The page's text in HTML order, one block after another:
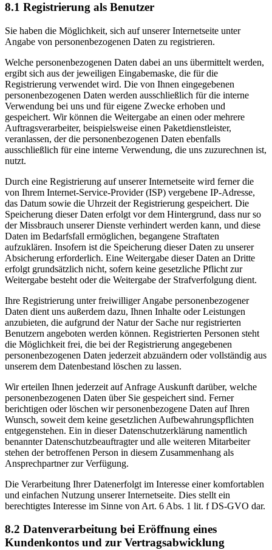
8.1 Registrierung als Benutzer
Sie haben die Möglichkeit, sich auf unserer Internetseite unter
Angabe von personenbezogenen Daten zu registrieren.
Welche personenbezogenen Daten dabei an uns übermittelt werden,
ergibt sich aus der jeweiligen Eingabemaske, die für die
Registrierung verwendet wird. Die von Ihnen eingegebenen
personenbezogenen Daten werden ausschließlich für die interne
Verwendung bei uns und für eigene Zwecke erhoben und
gespeichert. Wir können die Weitergabe an einen oder mehrere
Auftragsverarbeiter, beispielsweise einen Paketdienstleister,
veranlassen, der die personenbezogenen Daten ebenfalls
ausschließlich für eine interne Verwendung, die uns zuzurechnen ist,
nutzt.
Durch eine Registrierung auf unserer Internetseite wird ferner die
von Ihrem Internet-Service-Provider (ISP) vergebene IP-Adresse,
das Datum sowie die Uhrzeit der Registrierung gespeichert. Die
Speicherung dieser Daten erfolgt vor dem Hintergrund, dass nur so
der Missbrauch unserer Dienste verhindert werden kann, und diese
Daten im Bedarfsfall ermöglichen, begangene Straftaten
aufzuklären. Insofern ist die Speicherung dieser Daten zu unserer
Absicherung erforderlich. Eine Weitergabe dieser Daten an Dritte
erfolgt grundsätzlich nicht, sofern keine gesetzliche Pflicht zur
Weitergabe besteht oder die Weitergabe der Strafverfolgung dient.
Ihre Registrierung unter freiwilliger Angabe personenbezogener
Daten dient uns außerdem dazu, Ihnen Inhalte oder Leistungen
anzubieten, die aufgrund der Natur der Sache nur registrierten
Benutzern angeboten werden können. Registrierten Personen steht
die Möglichkeit frei, die bei der Registrierung angegebenen
personenbezogenen Daten jederzeit abzuändern oder vollständig aus
unserem dem Datenbestand löschen zu lassen.
Wir erteilen Ihnen jederzeit auf Anfrage Auskunft darüber, welche
personenbezogenen Daten über Sie gespeichert sind. Ferner
berichtigen oder löschen wir personenbezogene Daten auf Ihren
Wunsch, soweit dem keine gesetzlichen Aufbewahrungspflichten
entgegenstehen. Ein in dieser Datenschutzerklärung namentlich
benannter Datenschutzbeauftragter und alle weiteren Mitarbeiter
stehen der betroffenen Person in diesem Zusammenhang als
Ansprechpartner zur Verfügung.
Die Verarbeitung Ihrer Datenerfolgt im Interesse einer komfortablen
und einfachen Nutzung unserer Internetseite. Dies stellt ein
berechtigtes Interesse im Sinne von Art. 6 Abs. 1 lit. f DS-GVO dar.
8.2 Datenverarbeitung bei Eröffnung eines
Kundenkontos und zur Vertragsabwicklung